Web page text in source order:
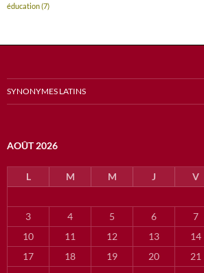
éducation(7)
SYNONYMES LATINS
AOÛT 2026
L M M J V
3
4 5 6 7
10
11 12 13 14
17
18 19 20 21